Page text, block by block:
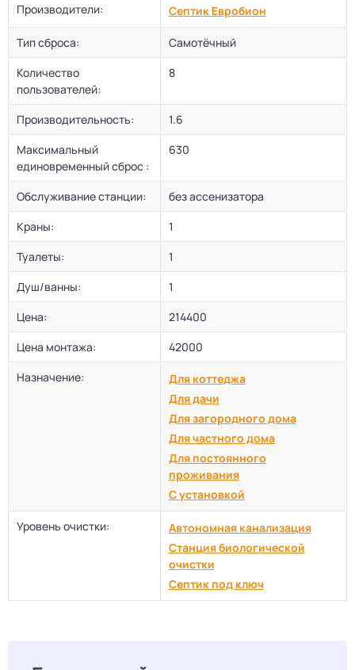
Производители: Септик Евробион
Тип сброса:
Самотёчный
Количество
пользователей:
8
Производительность:
1.6
Максимальный
единовременный сброс :
630
Обслуживание станции:
без ассенизатора
Краны:
1
Туалеты:
1
Душ/ванны:
1
Цена:
214400
Цена монтажа:
42000
Назначение:
Для коттеджа
Для дачи
Для загородного дома
Для частного дома
Для постоянного
проживания
С установкой
Уровень очистки:
Автономная канализация
Станция биологической
очистки
Септик под ключ